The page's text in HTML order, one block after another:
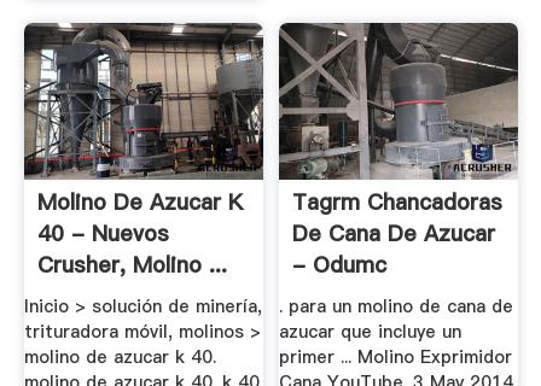
Molino De Azucar K
40 - Nuevos
Crusher, Molino ...
Inicio > solución de minería,
trituradora móvil, molinos >
molino de azucar k 40.
Tagrm Chancadoras
De Cana De Azucar
- Odumc
. para un molino de cana de
azucar que incluye un
primer ... Molino Exprimidor